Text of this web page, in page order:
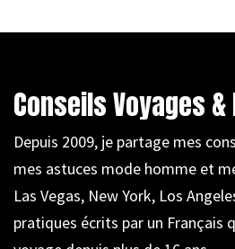
Conseils Voyages
Depuis 2009, je partage mes
mes astuces mode homme et
Las Vegas, New York, Los
pratiques écrits par un Français